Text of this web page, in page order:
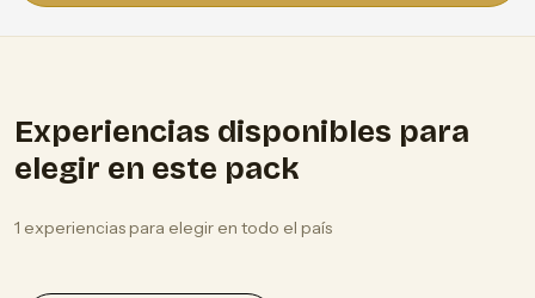
Experiencias disponibles para
elegir en este pack
1 experiencias para elegir en todo el país